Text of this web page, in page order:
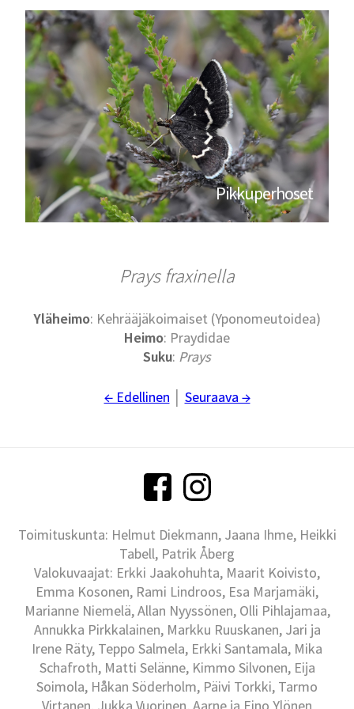
Pikkuperhoset
Prays fraxinella
Yläheimo: Kehrääjäkoimaiset (Yponomeutoidea)
Heimo: Praydidae
Suku: Prays
← Edellinen Seuraava →
Toimituskunta: Helmut Diekmann, Jaana Ihme, Heikki
Tabell, Patrik Åberg
Valokuvaajat: Erkki Jaakohuhta, Maarit Koivisto,
Emma Kosonen, Rami Lindroos, Esa Marjamäki,
Marianne Niemelä, Allan Nyyssönen, Olli Pihlajamaa,
Annukka Pirkkalainen, Markku Ruuskanen, Jari ja
Irene Räty, Teppo Salmela, Erkki Santamala, Mika
Schafroth, Matti Selänne, Kimmo Silvonen, Eija
Soimola, Håkan Söderholm, Päivi Torkki, Tarmo